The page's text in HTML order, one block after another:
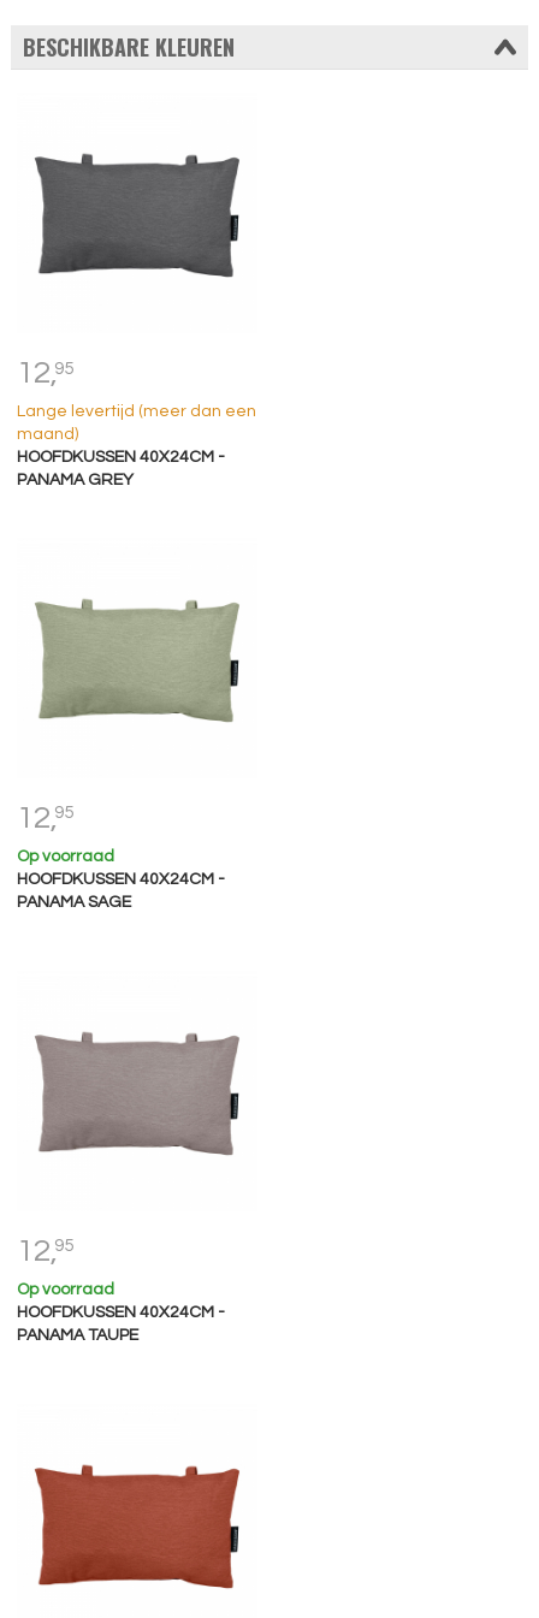
BESCHIKBARE KLEUREN
12,95
Lange levertijd (meer dan een
maand)
HOOFDKUSSEN 40X24CM -
PANAMA GREY
12,95
Op voorraad
HOOFDKUSSEN 40X24CM -
PANAMA SAGE
12,95
Op voorraad
HOOFDKUSSEN 40X24CM -
PANAMA TAUPE